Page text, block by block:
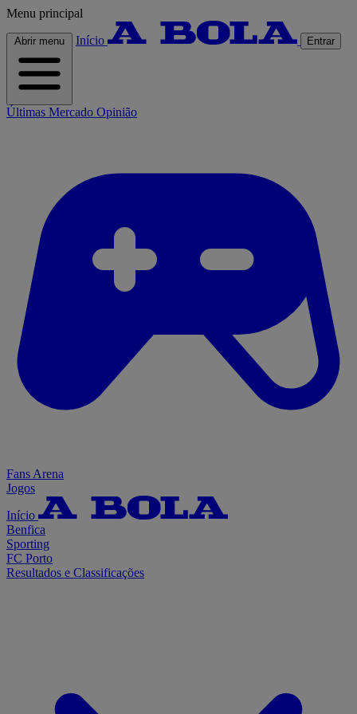
Menu principal
Abrir menu Início Entrar
Últimas Mercado Opinião
Fans Arena
Jogos
Início
Benfica
Sporting
FC Porto
Resultados e Classificações